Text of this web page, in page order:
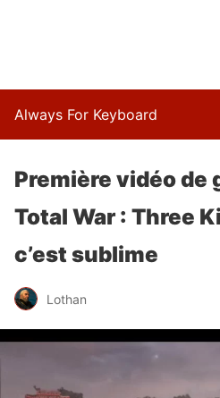
Always For Keyboard
Première vidéo de
Total War : Three
c’est sublime
Lothan